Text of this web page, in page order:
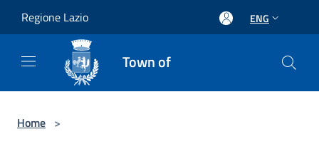
Regione Lazio ENG
Town of
Home >